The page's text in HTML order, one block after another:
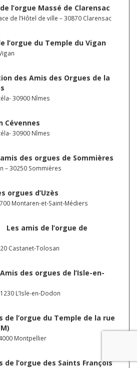
l’orgue Massé de Clarensac
de l’Hôtel de ville – 30870 Clarensac
l’orgue du Temple du Vigan
des Amis des Orgues de la
30900 Nîmes
Cévennes
30900 Nîmes
des orgues de Sommières
– 30250 Sommières
orgues d’Uzès
Montaren-et-Saint-Médiers
Les amis de l’orgue de
Castanet-Tolosan
Amis des orgues de l’Isle-en-
L’Isle-en-Dodon
de l’orgue du Temple de la rue
Montpellier
de l’orgue des Saints François